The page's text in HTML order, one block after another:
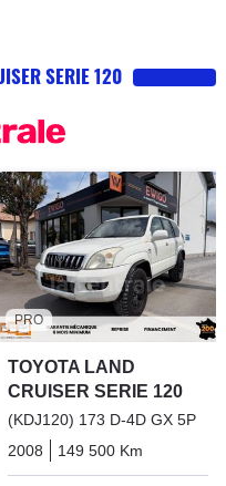
SERIE 120
Diesel
PRO
TOYOTA LAND
CRUISER SERIE 120
(KDJ120) 173 D-4D GX 5P
2008
149 500 Km